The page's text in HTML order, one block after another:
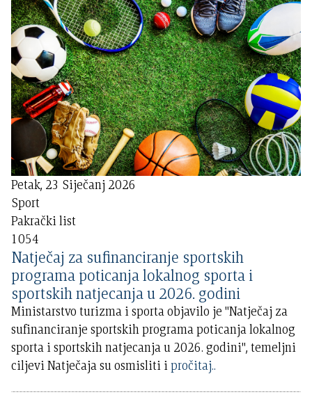
Petak, 23 Siječanj 2026
Sport
Pakrački list
1054
Natječaj za sufinanciranje sportskih
programa poticanja lokalnog sporta i
sportskih natjecanja u 2026. godini
Ministarstvo turizma i sporta objavilo je ''Natječaj za
sufinanciranje sportskih programa poticanja lokalnog
sporta i sportskih natjecanja u 2026. godini'', temeljni
ciljevi Natječaja su osmisliti ipročitaj..